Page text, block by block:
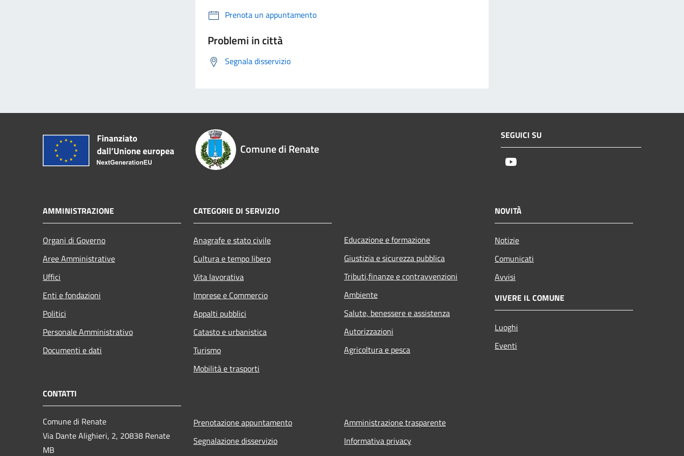
Prenota un appuntamento
Problemi in città
Segnala disservizio
Comune di Renate
SEGUICI SU
AMMINISTRAZIONE
Organi di Governo
Aree Amministrative
Uffici
Enti e fondazioni
Politici
Personale Amministrativo
Documenti e dati
CATEGORIE DI SERVIZIO
Anagrafe e stato civile
Cultura e tempo libero
Vita lavorativa
Imprese e Commercio
Appalti pubblici
Catasto e urbanistica
Turismo
Mobilità e trasporti
Educazione e formazione
Giustizia e sicurezza pubblica
Tributi,finanze e contravvenzioni
Ambiente
Salute, benessere e assistenza
Autorizzazioni
Agricoltura e pesca
NOVITÀ
Notizie
Comunicati
Avvisi
VIVERE IL COMUNE
Luoghi
Eventi
CONTATTI
Comune di Renate
Via Dante Alighieri, 2, 20838 Renate
MB
Prenotazione appuntamento
Segnalazione disservizio
Amministrazione trasparente
Informativa privacy